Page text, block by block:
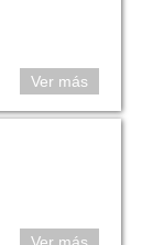
Ver más
Ver más